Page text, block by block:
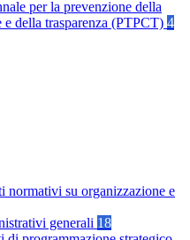
per la prevenzione della
e della trasparenza (PTPCT) 4
normativi su organizzazione e
generali 18